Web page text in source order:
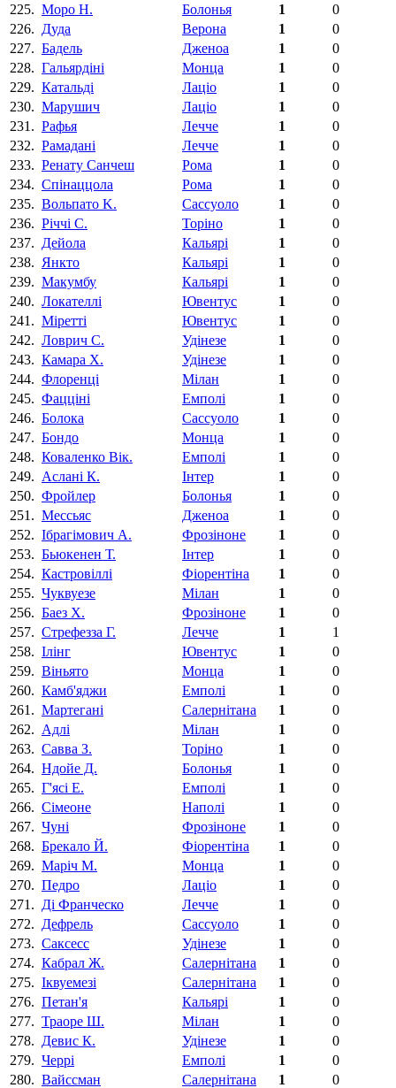
225. Моро Н. Болонья 1
0
226. Дуда Верона 1
0
227. Бадель Дженоа 1
0
228. Гальярдіні Монца 1
0
229. Катальдi Лаціо 1
0
230. Марушич Лаціо 1
0
231. Рафья Лечче 1
0
232. Рамадані Лечче 1
0
233. Ренату Санчеш Рома 1
0
234. Спінаццола Рома 1
0
235. Вольпато K. Сассуоло 1
0
236. Річчі С. Торіно 1
0
237. Дейола Кальярі 1
0
238. Янкто Кальярі 1
0
239. Макумбу Кальярі 1
0
240. Локателлі Ювентус 1
0
241. Міретті Ювентус 1
0
242. Ловрич С. Удінезе 1
0
243. Камара Х. Удінезе 1
0
244. Флоренці Мілан 1
0
245. Фацціні Емполі 1
0
246. Болока Сассуоло 1
0
247. Бондо Монца 1
0
248. Коваленко Вік. Емполі 1
0
249. Аслані К. Інтер 1
0
250. Фройлер Болонья 1
0
251. Мессьяс Дженоа 1
0
252. Ібрагімович А. Фрозіноне 1
0
253. Бьюкенен Т. Інтер 1
0
254. Кастровіллі Фіорентіна‎ 1
0
255. Чуквуезе Мілан 1
0
256. Баез Х. Фрозіноне 1
0
257. Стрефезза Г. Лечче 1
1
258. Ілінг Ювентус 1
0
259. Вiньято Монца 1
0
260. Камб'яджи Емполі 1
0
261. Мартеганi Салернітана 1
0
262. Адлі Мілан 1
0
263. Савва З. Торіно 1
0
264. Ндойе Д. Болонья 1
0
265. Г'ясi E. Емполі 1
0
266. Сiмеоне Наполі 1
0
267. Чуні Фрозіноне 1
0
268. Брекало Й. Фіорентіна‎ 1
0
269. Марiч М. Монца 1
0
270. Педро Лаціо 1
0
271. Ді Франческо Лечче 1
0
272. Дефрель Сассуоло 1
0
273. Саксесс Удінезе 1
0
274. Кабрал Ж. Салернітана 1
0
275. Iквуeмезi Салернітана 1
0
276. Петан'я Кальярі 1
0
277. Траоре Ш. Мілан 1
0
278. Девис К. Удінезе 1
0
279. Черрі Емполі 1
0
280. Вайссман Салернітана 1
0